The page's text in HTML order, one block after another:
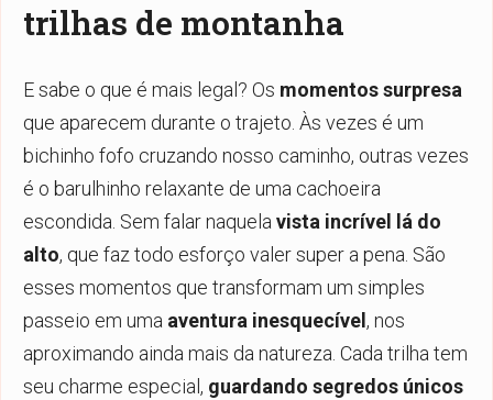
trilhas de montanha
E sabe o que é mais legal? Os momentos surpresa
que aparecem durante o trajeto. Às vezes é um
bichinho fofo cruzando nosso caminho, outras vezes
é o barulhinho relaxante de uma cachoeira
escondida. Sem falar naquela vista incrível lá do
alto, que faz todo esforço valer super a pena. São
esses momentos que transformam um simples
passeio em uma aventura inesquecível , nos
aproximando ainda mais da natureza. Cada trilha tem
seu charme especial, guardando segredos únicos